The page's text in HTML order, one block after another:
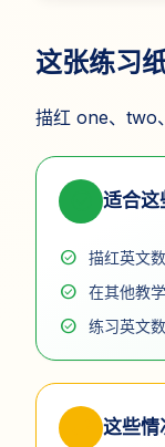
这张练习
描红 one、two
适合这
check_circle 描红英文
check_circle 在其他教
check_circle 练习英文
这些情